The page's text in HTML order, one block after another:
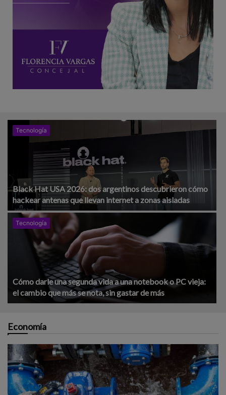
Tecnología
Black Hat USA 2026: dos argentinos descubrieron cómo
hackear antenas que llevan internet a zonas aisladas
Tecnología
Cómo darle una segunda vida a una notebook o PC vieja:
el cambio que más se nota, sin gastar de más
Economía